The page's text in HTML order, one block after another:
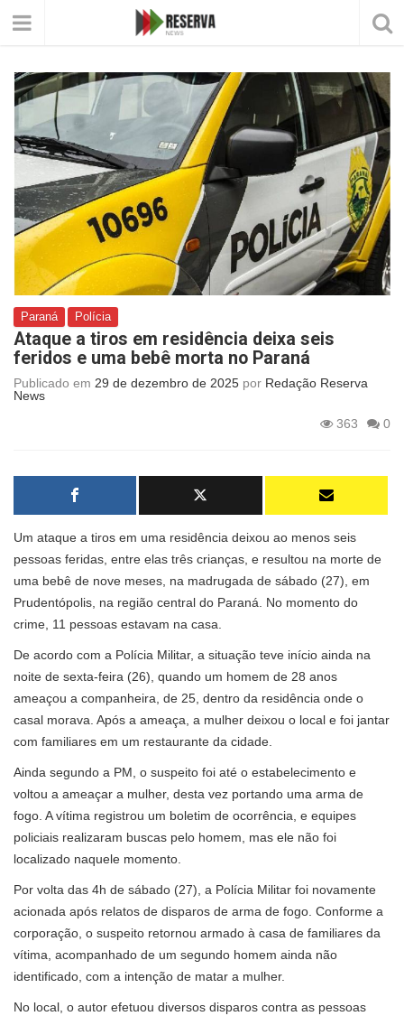
Paraná Polícia
Ataque a tiros em residência deixa seis
feridos e uma bebê morta no Paraná
Publicado em 29 de dezembro de 2025 por Redação Reserva
News
363
0
Um ataque a tiros em uma residência deixou ao menos seis
pessoas feridas, entre elas três crianças, e resultou na morte de
uma bebê de nove meses, na madrugada de sábado (27), em
Prudentópolis, na região central do Paraná. No momento do
crime, 11 pessoas estavam na casa.
De acordo com a Polícia Militar, a situação teve início ainda na
noite de sexta-feira (26), quando um homem de 28 anos
ameaçou a companheira, de 25, dentro da residência onde o
casal morava. Após a ameaça, a mulher deixou o local e foi jantar
com familiares em um restaurante da cidade.
Ainda segundo a PM, o suspeito foi até o estabelecimento e
voltou a ameaçar a mulher, desta vez portando uma arma de
fogo. A vítima registrou um boletim de ocorrência, e equipes
policiais realizaram buscas pelo homem, mas ele não foi
localizado naquele momento.
Por volta das 4h de sábado (27), a Polícia Militar foi novamente
acionada após relatos de disparos de arma de fogo. Conforme a
corporação, o suspeito retornou armado à casa de familiares da
vítima, acompanhado de um segundo homem ainda não
identificado, com a intenção de matar a mulher.
No local, o autor efetuou diversos disparos contra as pessoas